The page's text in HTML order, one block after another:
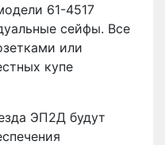
61-4517
сейфы. Все
или
купе
ЭП2Д будут